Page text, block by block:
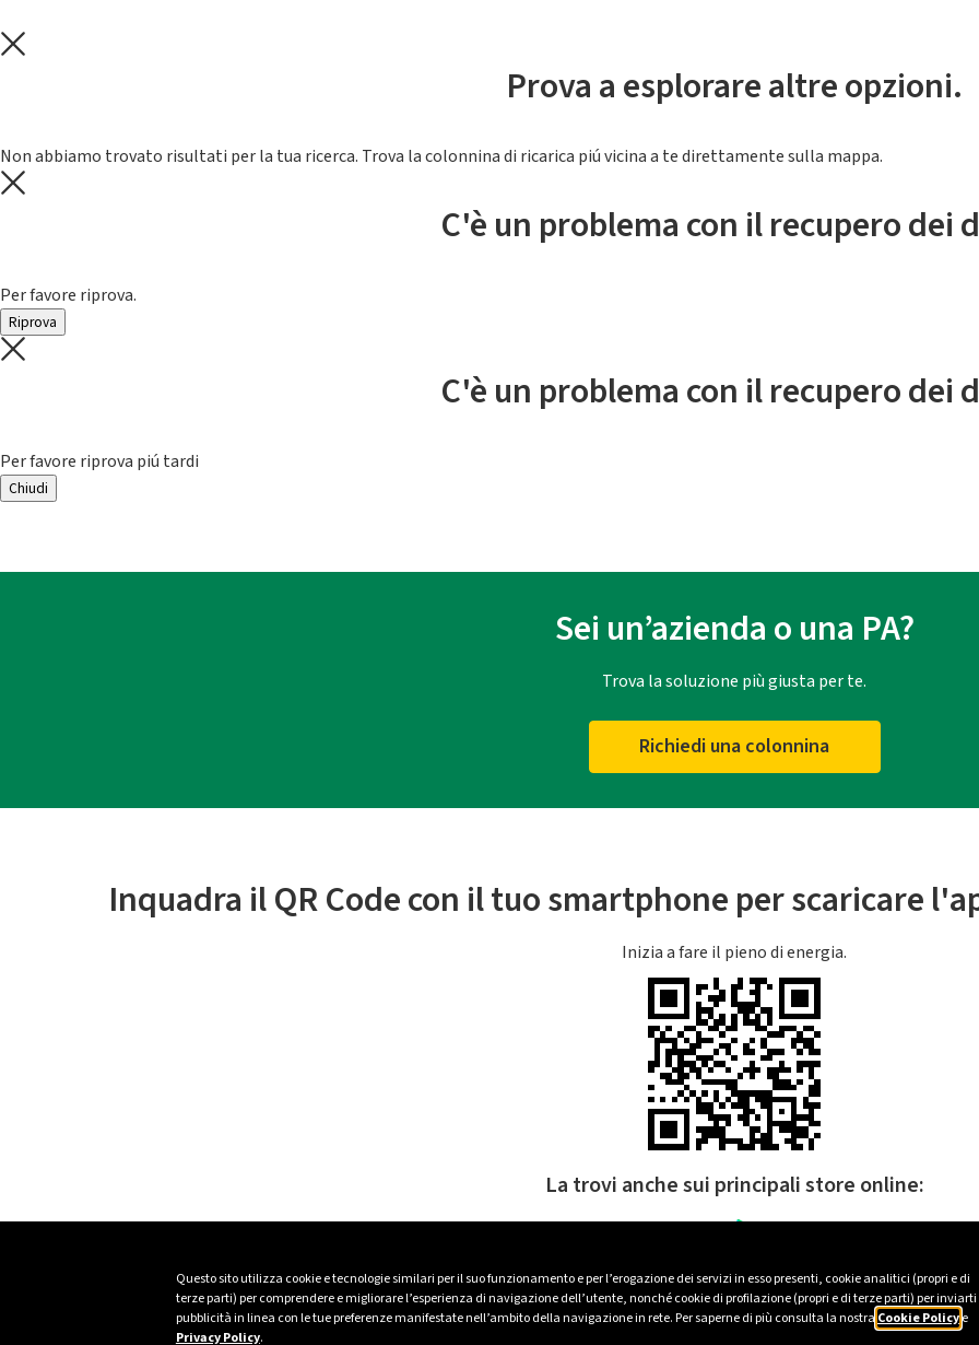
Questo sito utilizza cookie e tecnologie similari per il suo funzionamento e per l’erogazione dei servizi in esso presenti, cookie analitici (propri e di
terze parti) per comprendere e migliorare l’esperienza di navigazione dell’utente, nonché cookie di profilazione (propri e di terze parti) per inviarti
pubblicità in linea con le tue preferenze manifestate nell’ambito della navigazione in rete. Per saperne di più consulta la nostra Cookie Policye
Privacy Policy.
Prova a esplorare altre opzioni.
Non abbiamo trovato risultati per la tua ricerca. Trova la colonnina di ricarica piú vicina a te direttamente sulla mappa.
C'è un problema con il recupero dei
Per favore riprova.
Riprova
C'è un problema con il recupero dei
Per favore riprova piú tardi
Chiudi
Sei un’azienda o una PA?
Trova la soluzione più giusta per te.
Richiedi una colonnina
Inquadra il QR Code con il tuo smartphone per scaricare
Inizia a fare il pieno di energia.
La trovi anche sui principali store online: